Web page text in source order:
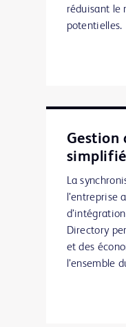
réduisant le
potentielles.
Gestion
La
l’entreprise
Directory
et des
l’ensemble